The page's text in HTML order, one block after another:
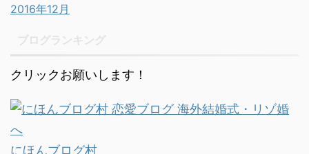
2016年12月
クリックお願いします！
にほんブログ村